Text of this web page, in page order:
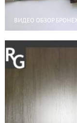
ВИДЕО ОБЗОР